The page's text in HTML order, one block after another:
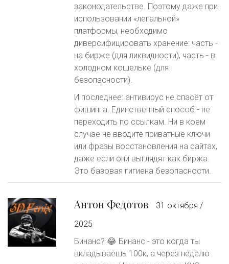
законодательстве. Поэтому даже при
использовании «легальной»
платформы, необходимо
диверсифицировать хранение: часть -
на бирже (для ликвидности), часть - в
холодном кошельке (для
безопасности).
И последнее: антивирус не спасёт от
фишинга. Единственный способ - не
переходить по ссылкам. Ни в коем
случае не вводите приватные ключи
или фразы восстановления на сайтах,
даже если они выглядят как биржа.
Это базовая гигиена безопасности.
Антон Федотов
31 октября /
2025
Бинанс? 😂 Бинанс - это когда ты
вкладываешь 100к, а через неделю